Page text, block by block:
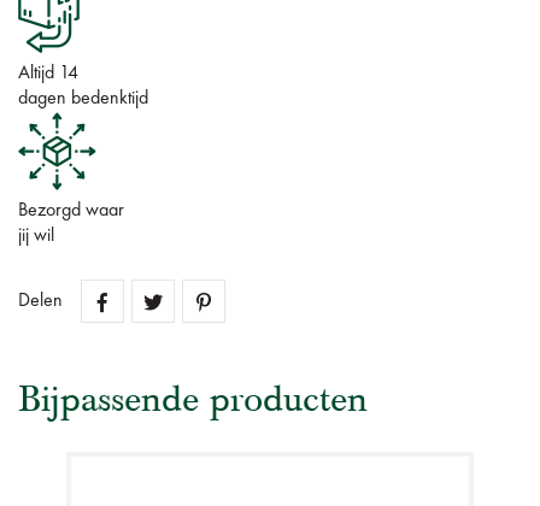
Altijd 14
dagen bedenktijd
Bezorgd waar
jij wil
Delen
Bijpassende producten